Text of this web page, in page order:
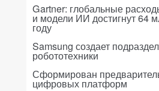
Gartner: глобальные
и модели ИИ достигнут 64
году
Samsung создает
робототехники
Сформирован
цифровых платформ